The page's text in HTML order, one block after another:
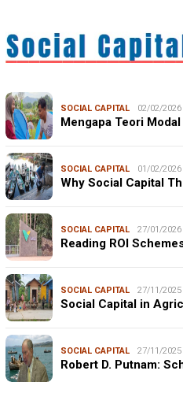
SOCIAL CAPITAL 02/02/2026
Mengapa Teori
SOCIAL CAPITAL 01/02/2026
Why Social Capital
SOCIAL CAPITAL 27/01/2026
Reading ROI
SOCIAL CAPITAL 27/11/2025
Social Capital in
SOCIAL CAPITAL 27/11/2025
Robert D. Putnam: